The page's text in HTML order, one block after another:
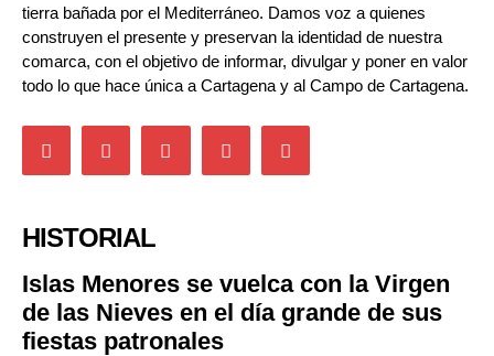
tierra bañada por el Mediterráneo. Damos voz a quienes
construyen el presente y preservan la identidad de nuestra
comarca, con el objetivo de informar, divulgar y poner en valor
todo lo que hace única a Cartagena y al Campo de Cartagena.
HISTORIAL
Islas Menores se vuelca con la Virgen
de las Nieves en el día grande de sus
fiestas patronales